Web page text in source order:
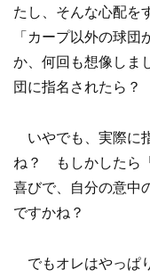
たし、そんな心配を
「カープ以外の球
か、何回も想像しま
団に指名されたら？
いやでも、実際に
ね？ もしかしたら
喜びで、自分の意中
ですかね？
でもオレはやっぱ